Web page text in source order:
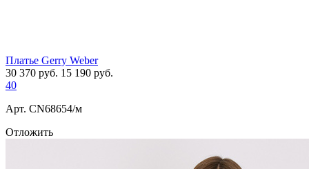
Платье Gerry Weber
30 370 руб. 15 190 руб.
40
Арт. СN68654/м
Отложить